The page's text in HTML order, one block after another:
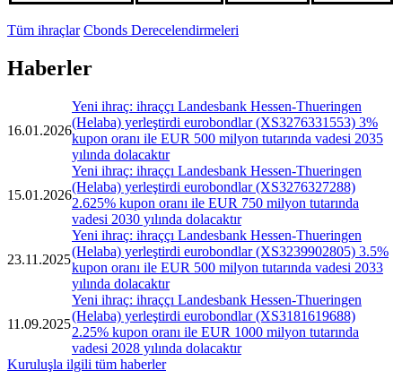
Tüm ihraçlar Cbonds Derecelendirmeleri
Haberler
16.01.2026
Yeni ihraç: ihraççı Landesbank Hessen-Thueringen
(Helaba) yerleştirdi eurobondlar (XS3276331553) 3%
kupon oranı ile EUR 500 milyon tutarında vadesi 2035
yılında dolacaktır
15.01.2026
Yeni ihraç: ihraççı Landesbank Hessen-Thueringen
(Helaba) yerleştirdi eurobondlar (XS3276327288)
2.625% kupon oranı ile EUR 750 milyon tutarında
vadesi 2030 yılında dolacaktır
23.11.2025
Yeni ihraç: ihraççı Landesbank Hessen-Thueringen
(Helaba) yerleştirdi eurobondlar (XS3239902805) 3.5%
kupon oranı ile EUR 500 milyon tutarında vadesi 2033
yılında dolacaktır
11.09.2025
Yeni ihraç: ihraççı Landesbank Hessen-Thueringen
(Helaba) yerleştirdi eurobondlar (XS3181619688)
2.25% kupon oranı ile EUR 1000 milyon tutarında
vadesi 2028 yılında dolacaktır
Kuruluşla ilgili tüm haberler